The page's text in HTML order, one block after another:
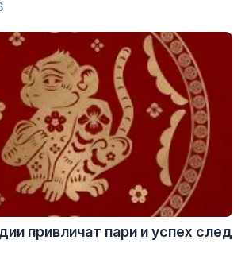
привличат пари и успех след